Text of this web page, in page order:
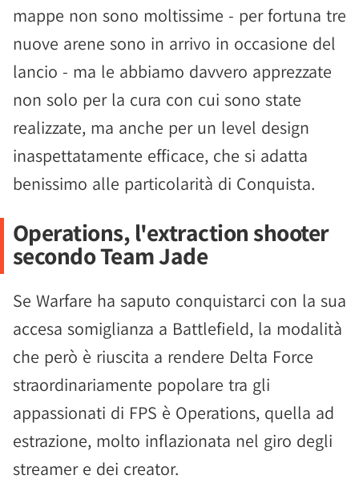
mappe non sono moltissime - per fortuna tre
nuove arene sono in arrivo in occasione del
lancio - ma le abbiamo davvero apprezzate
non solo per la cura con cui sono state
realizzate, ma anche per un level design
inaspettatamente efficace, che si adatta
benissimo alle particolarità di Conquista.
Operations, l'extraction shooter
secondo Team Jade
Se Warfare ha saputo conquistarci con la sua
accesa somiglianza a Battlefield, la modalità
che però è riuscita a rendere Delta Force
straordinariamente popolare tra gli
appassionati di FPS è Operations, quella ad
estrazione, molto inflazionata nel giro degli
streamer e dei creator.